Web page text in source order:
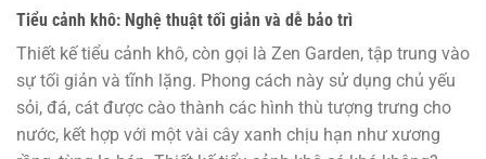
Tiểu cảnh khô: Nghệ thuật tối giản và dễ bảo trì
Thiết kế tiểu cảnh khô, còn gọi là Zen Garden, tập trung vào
sự tối giản và tĩnh lặng. Phong cách này sử dụng chủ yếu
sỏi, đá, cát được cào thành các hình thù tượng trưng cho
nước, kết hợp với một vài cây xanh chịu hạn như xương